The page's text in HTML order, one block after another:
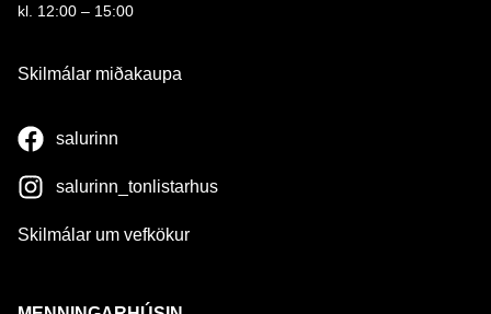
kl. 12:00 – 15:00
Skilmálar miðakaupa
salurinn
salurinn_tonlistarhus
Skilmálar um vefkökur